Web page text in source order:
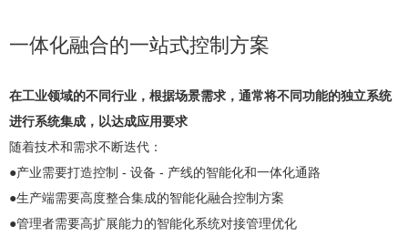
一体化融合的一站式控制方案
在工业领域的不同行业，根据场景需求，通常将不同功能的独立系统
进行系统集成，以达成应用要求
随着技术和需求不断迭代：
●产业需要打造控制 - 设备 - 产线的智能化和一体化通路
●生产端需要高度整合集成的智能化融合控制方案
●管理者需要高扩展能力的智能化系统对接管理优化